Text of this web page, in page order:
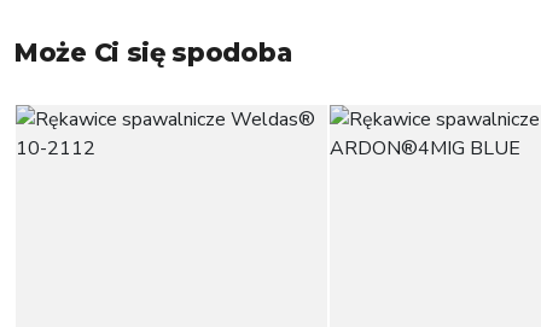
Może Ci się spodoba